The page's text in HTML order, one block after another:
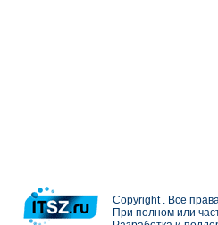
Copyright . Все
При полном или